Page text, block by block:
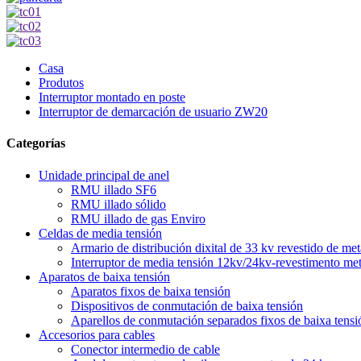
Casa
Produtos
Interruptor montado en poste
Interruptor de demarcación de usuario ZW20
Categorías
Unidade principal de anel
RMU illado SF6
RMU illado sólido
RMU illado de gas Enviro
Celdas de media tensión
Armario de distribución dixital de 33 kv revestido de
Interruptor de media tensión 12kv/24kv-revestimento
Aparatos de baixa tensión
Aparatos fixos de baixa tensión
Dispositivos de conmutación de baixa tensión
Aparellos de conmutación separados fixos de baixa
Accesorios para cables
Conector intermedio de cable